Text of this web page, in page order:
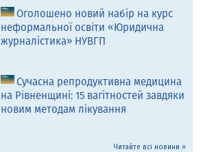
Оголошено новий набір на курс
неформальної освіти «Юридична
журналістика» НУВГП
Сучасна репродуктивна медицина
на Рівненщині: 15 вагітностей завдяки
новим методам лікування
Читайте всі новини »